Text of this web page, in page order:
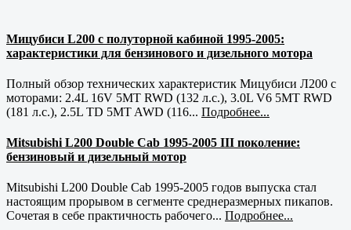
Мицубиси L200 с полуторной кабиной 1995-2005:
характеристики для бензинового и дизельного мотора
Полный обзор технических характеристик Мицубиси Л200 с
моторами: 2.4L 16V 5MT RWD (132 л.с.), 3.0L V6 5MT RWD
(181 л.с.), 2.5L TD 5MT AWD (116... Подробнее...
Mitsubishi L200 Double Cab 1995-2005 III поколение:
бензиновый и дизельный мотор
Mitsubishi L200 Double Cab 1995-2005 годов выпуска стал
настоящим прорывом в сегменте среднеразмерных пикапов.
Сочетая в себе практичность рабочего... Подробнее...